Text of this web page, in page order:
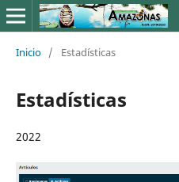
Inicio / Estadísticas
Estadísticas
2022